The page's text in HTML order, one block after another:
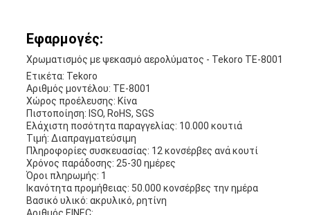
Εφαρμογές:
Χρωματισμός με ψεκασμό αερολύματος - Tekoro TE-8001
Ετικέτα: Tekoro
Αριθμός μοντέλου: TE-8001
Χώρος προέλευσης: Κίνα
Πιστοποίηση: ISO, RoHS, SGS
Ελάχιστη ποσότητα παραγγελίας: 10.000 κουτιά
Τιμή: Διαπραγματεύσιμη
Πληροφορίες συσκευασίας: 12 κονσέρβες ανά κουτί
Χρόνος παράδοσης: 25-30 ημέρες
Όροι πληρωμής: 1
Ικανότητα προμήθειας: 50.000 κονσέρβες την ημέρα
Βασικό υλικό: ακρυλικό, ρητίνη